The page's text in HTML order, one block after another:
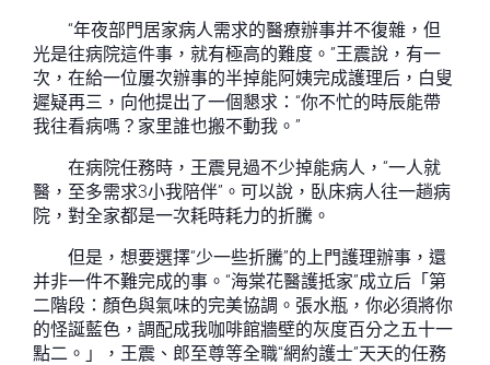
“年夜部門居家病人需求的醫療辦事并不復雜，但
光是往病院這件事，就有極高的難度。”王震說，有一
次，在給一位屢次辦事的半掉能阿姨完成護理后，白叟
遲疑再三，向他提出了一個懇求：“你不忙的時辰能帶
我往看病嗎？家里誰也搬不動我。”
在病院任務時，王震見過不少掉能病人，“一人就
醫，至多需求3小我陪伴”。可以說，臥床病人往一趟病
院，對全家都是一次耗時耗力的折騰。
但是，想要選擇“少一些折騰”的上門護理辦事，還
并非一件不難完成的事。“海棠花醫護抵家”成立后「第
二階段：顏色與氣味的完美協調。張水瓶，你必須將你
的怪誕藍色，調配成我咖啡館牆壁的灰度百分之五十一
點二。」，王震、郎至尊等全職“網約護士”天天的任務